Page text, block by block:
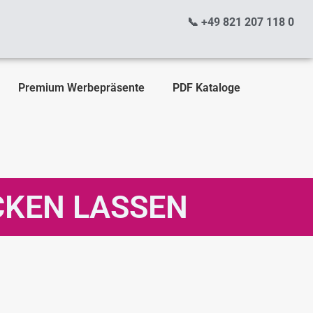
📞 +49 821 207 118 0
Premium Werbepräsente PDF Kataloge
LASSEN